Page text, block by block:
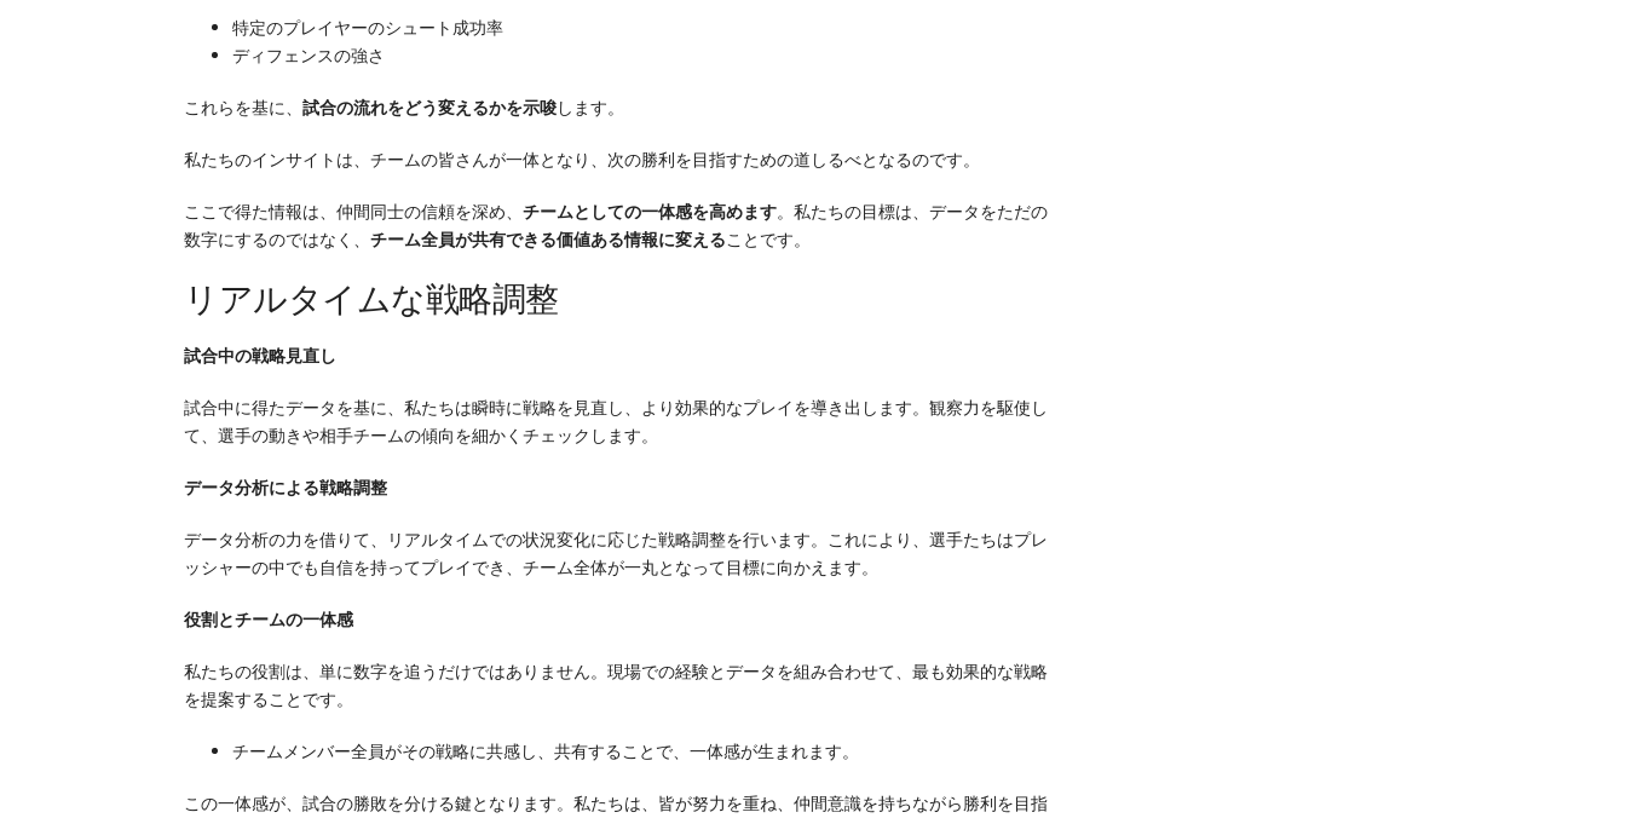
特定のプレイヤーのシュート成功率
ディフェンスの強さ
これらを基に、 試合の流れをどう変えるかを示唆します。
私たちのインサイトは、チームの皆さんが一体となり、次の勝利を目指すための道しるべとなるのです。
ここで得た情報は、仲間同士の信頼を深め、 チームとしての一体感を高めます。私たちの目標は、データをただの
数字にするのではなく、 チーム全員が共有できる価値ある情報に変えることです。
リアルタイムな戦略調整
試合中の戦略見直し
試合中に得たデータを基に、私たちは瞬時に戦略を見直し、より効果的なプレイを導き出します。観察力を駆使し
て、選手の動きや相手チームの傾向を細かくチェックします。
データ分析による戦略調整
データ分析の力を借りて、リアルタイムでの状況変化に応じた戦略調整を行います。これにより、選手たちはプレ
ッシャーの中でも自信を持ってプレイでき、チーム全体が一丸となって目標に向かえます。
役割とチームの一体感
私たちの役割は、単に数字を追うだけではありません。現場での経験とデータを組み合わせて、最も効果的な戦略
を提案することです。
チームメンバー全員がその戦略に共感し、共有することで、一体感が生まれます。
この一体感が、試合の勝敗を分ける鍵となります。私たちは、皆が努力を重ね、仲間意識を持ちながら勝利を目指